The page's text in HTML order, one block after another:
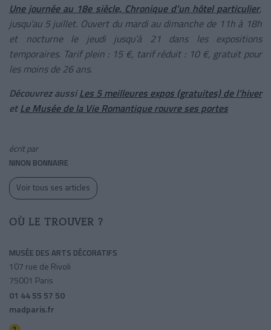
Une journée au 18e siècle, Chronique d’un hôtel particulier,
jusqu’au 5 juillet. Ouvert du mardi au dimanche de 11h à 18h
et nocturne le jeudi jusqu’à 21 dans les expositions
temporaires. Tarif plein : 15 €, tarif réduit : 10 €, gratuit pour
les moins de 26 ans.
Découvrez aussiLes 5 meilleures expos (gratuites) de l’hiver
etLe Musée de la Vie Romantique rouvre ses portes
écrit par
NINON BONNAIRE
Voir tous ses articles
OÙ LE TROUVER ?
MUSÉE DES ARTS DÉCORATIFS
107 rue de Rivoli
75001 Paris
01 44 55 57 50
madparis.fr